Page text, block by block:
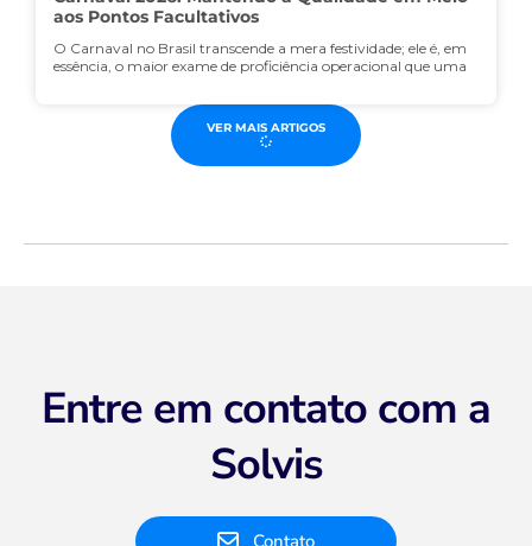
aos Pontos Facultativos
O Carnaval no Brasil transcende a mera festividade; ele é, em
essência, o maior exame de proficiência operacional que uma
VER MAIS ARTIGOS
Entre em contato com a
Solvis